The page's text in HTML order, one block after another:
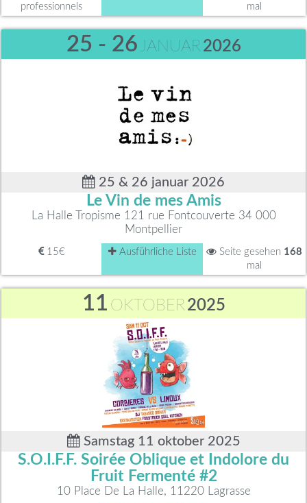
professionnels
mal
25 - 26 JANUAR 2026
25 & 26 januar 2026
Le Vin de mes Amis
La Halle Tropisme 121 rue Fontcouverte 34 000
Montpellier
15€ Ausführliche Liste Seite gesehen 168
mal
11 OKTOBER 2025
Samstag 11 oktober 2025
S.O.I.F.F. Soirée Oblique et Indolore du
Fruit Fermenté #2
10 Place De La Halle, 11220 Lagrasse